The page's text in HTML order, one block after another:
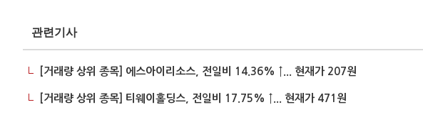
관련기사
[거래량 상위 종목] 에스아이리소스, 전일비 14.36% ↑... 현재가 207원
[거래량 상위 종목] 티웨이홀딩스, 전일비 17.75% ↑... 현재가 471원